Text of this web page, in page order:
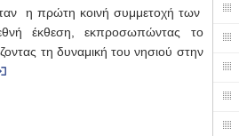
η πρώτη κοινή συμμετοχή των
έκθεση, εκπροσωπώντας το
τη δυναμική του νησιού στην